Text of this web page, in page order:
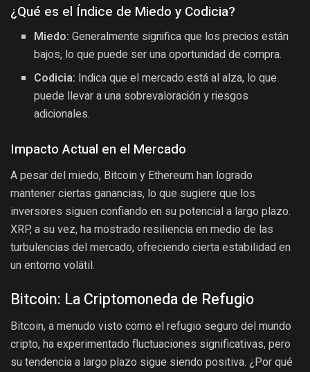
¿Qué es el Índice de Miedo y Codicia?
Miedo: Generalmente significa que los precios están
bajos, lo que puede ser una oportunidad de compra.
Codicia: Indica que el mercado está al alza, lo que
puede llevar a una sobrevaloración y riesgos
adicionales.
Impacto Actual en el Mercado
A pesar del miedo, Bitcoin y Ethereum han logrado
mantener ciertas ganancias, lo que sugiere que los
inversores siguen confiando en su potencial a largo plazo.
XRP, a su vez, ha mostrado resiliencia en medio de las
turbulencias del mercado, ofreciendo cierta estabilidad en
un entorno volátil.
Bitcoin: La Criptomoneda de Refugio
Bitcoin, a menudo visto como el refugio seguro del mundo
cripto, ha experimentado fluctuaciones significativas, pero
su tendencia a largo plazo sigue siendo positiva. ¿Por qué